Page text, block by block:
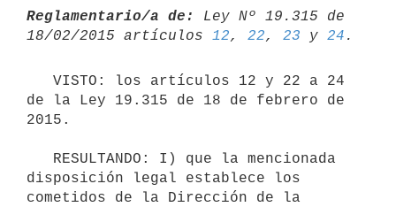
Reglamentario/a de:
Ley Nº 19.315 de
18/02/2015 artículos 12, 22, 23 y 24
de la Ley 19.315 de 18 de febrero de
2015.
disposición legal establece los
cometidos de la Dirección de la